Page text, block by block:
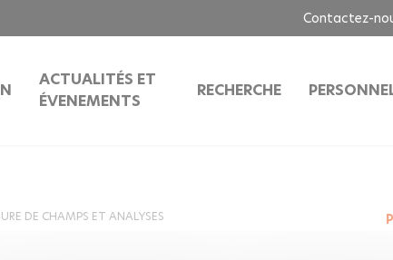
Contactez-
ACTUALITÉS ET
ÉVENEMENTS
RECHERCHE
DE CHAMPS ET ANALYSES